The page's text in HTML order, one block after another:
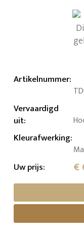
Artikelnummer:
Vervaardigd
uit:
Kleurafwerking:
Uw prijs: €